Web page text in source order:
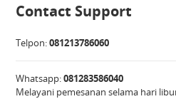
Contact Support
Telpon:081213786060
Whatsapp:081283586040
Melayani pemesanan selama hari